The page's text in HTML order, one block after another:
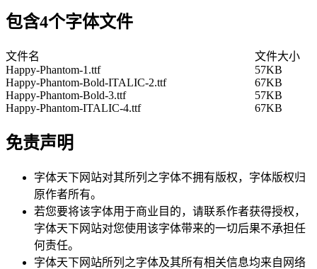
包含4个字体文件
文件名
文件大小
Happy-Phantom-1.ttf
57KB
Happy-Phantom-Bold-ITALIC-2.ttf
67KB
Happy-Phantom-Bold-3.ttf
57KB
Happy-Phantom-ITALIC-4.ttf
67KB
免责声明
字体天下网站对其所列之字体不拥有版权，字体版权归
原作者所有。
若您要将该字体用于商业目的，请联系作者获得授权，
字体天下网站对您使用该字体带来的一切后果不承担任
何责任。
字体天下网站所列之字体及其所有相关信息均来自网络